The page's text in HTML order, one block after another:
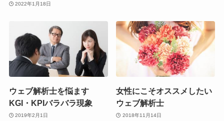
2022年1月18日
ウェブ解析士を悩ます
KGI・KPIバラバラ現象
2019年2月1日
女性にこそオススメしたい
ウェブ解析士
2018年11月14日